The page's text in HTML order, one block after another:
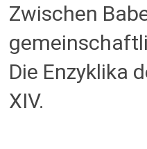
Zwischen
Die Enzyklika
XIV.